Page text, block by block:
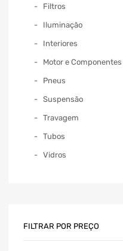
Filtros
Iluminação
Interiores
Motor e Componentes
Pneus
Suspensão
Travagem
Tubos
Vidros
FILTRAR POR PREÇO